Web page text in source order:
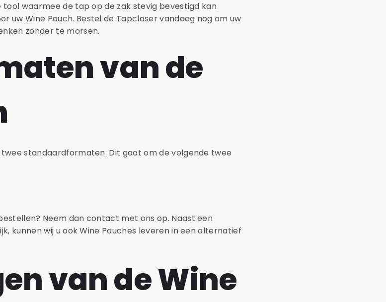
waarmee de tap op de zak stevig bevestigd kan
uw Wine Pouch. Bestel de Tapcloser vandaag nog om uw
zonder te morsen.
van de
standaardformaten. Dit gaat om de volgende twee
Neem dan contact met ons op. Naast een
kunnen wij u ook Wine Pouches leveren in een alternatief
van de Wine